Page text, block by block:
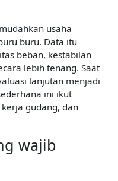
usaha
buru. Data itu
beban, kestabilan
lebih tenang. Saat
lanjutan menjadi
ini ikut
gudang, dan
wajib